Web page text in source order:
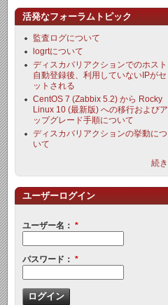
活発なフォーラムトピック
監査ログについて
logrtについて
ディスカバリアクションでのホスト
自動登録後、利用していないIPがセ
ットされる
CentOS 7 (Zabbix 5.2) から Rocky
Linux 10 (最新版) への移行およびア
ップグレード手順について
ディスカバリアクションの挙動につ
いて
続き
ユーザーログイン
ユーザー名： *
パスワード： *